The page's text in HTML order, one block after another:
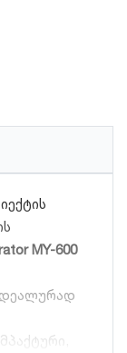
ხმაურის
MY-600